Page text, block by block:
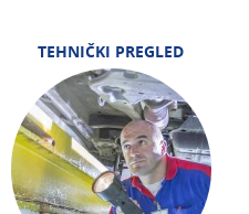
TEHNIČKI PREGLED